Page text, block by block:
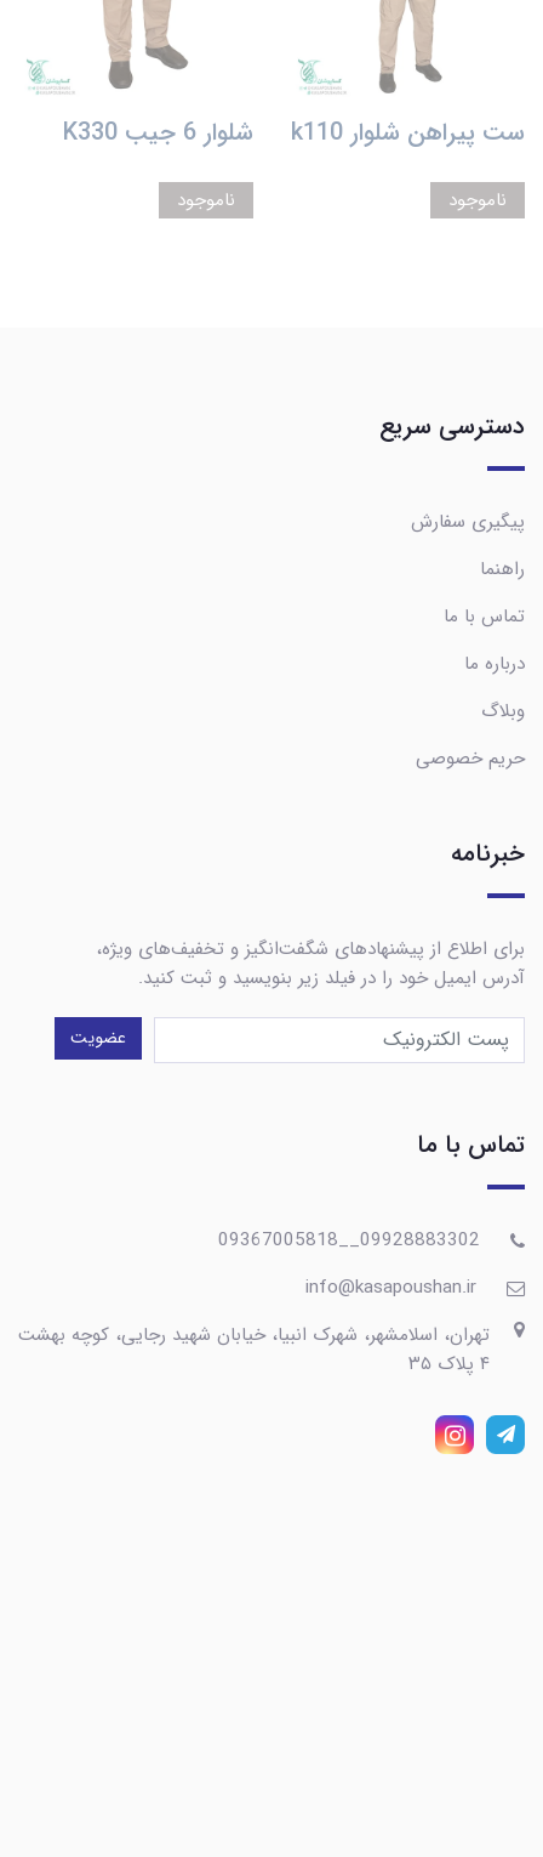
ست پیراهن شلوار k110
ناموجود
شلوار 6 جیب K330
ناموجود
دسترسی سریع
پیگیری سفارش
راهنما
تماس با ما
درباره ما
وبلاگ
حریم خصوصی
خبرنامه
برای اطلاع از پیشنهادهای شگفت‌انگیز و تخفیف‌های ویژه،
آدرس ایمیل خود را در فیلد زیر بنویسید و ثبت کنید.
عضویت
تماس با ما
تهران، اسلامشهر، شهرک انبیا، خیابان شهید رجایی، کوچه بهشت
۴ پلاک ۳۵